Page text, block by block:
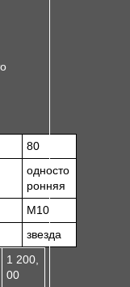
80
односто
ронняя
М10
звезда
1 200,
00